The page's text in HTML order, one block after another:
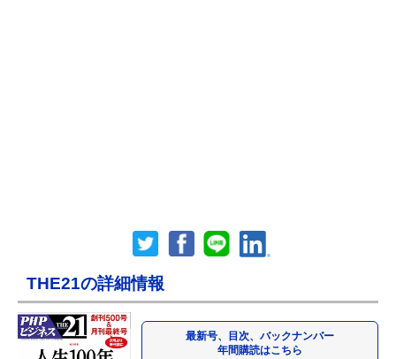
THE21の詳細情報
最新号、目次、バックナンバー
年間購読はこちら